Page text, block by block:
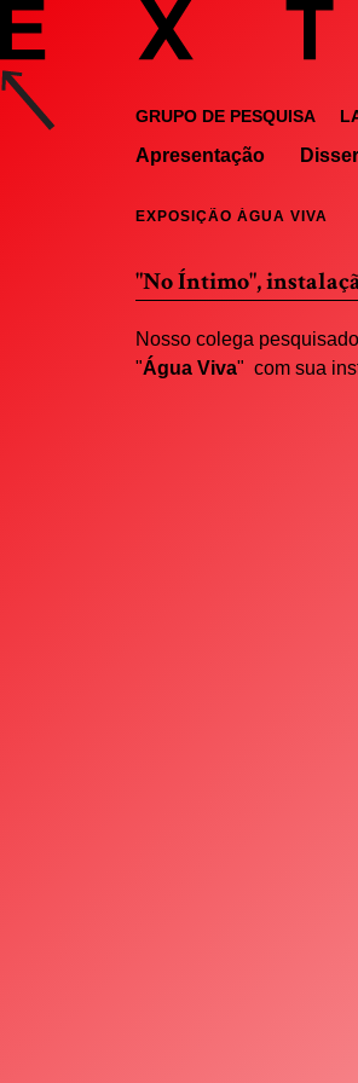
GRUPO DE PESQUISA
Apresentação
EXPOSIÇÃO ÁGUA VIVA
"No Íntimo",
Nosso colega
"Água Viva" com sua